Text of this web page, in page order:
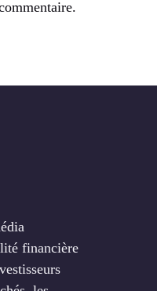
financière